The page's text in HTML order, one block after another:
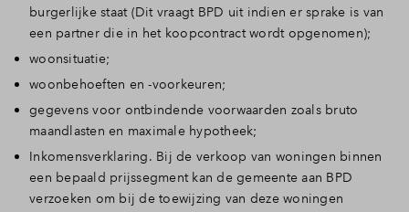
burgerlijke staat (Dit vraagt BPD uit indien er sprake is van
een partner die in het koopcontract wordt opgenomen);
woonsituatie;
woonbehoeften en -voorkeuren;
gegevens voor ontbindende voorwaarden zoals bruto
maandlasten en maximale hypotheek;
Inkomensverklaring. Bij de verkoop van woningen binnen
een bepaald prijssegment kan de gemeente aan BPD
verzoeken om bij de toewijzing van deze woningen